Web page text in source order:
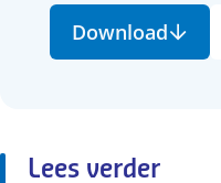
Download
Lees verder